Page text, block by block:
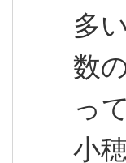
多
数
っ
小